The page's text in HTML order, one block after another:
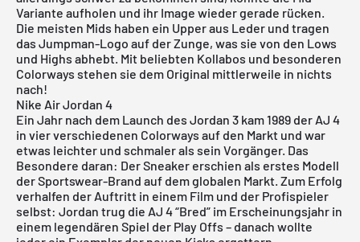
Variante aufholen und ihr Image wieder gerade rücken.
Die meisten Mids haben ein Upper aus Leder und tragen
das Jumpman-Logo auf der Zunge, was sie von den Lows
und Highs abhebt. Mit beliebten Kollabos und besonderen
Colorways stehen sie dem Original mittlerweile in nichts
nach!
Nike Air Jordan 4
Ein Jahr nach dem Launch des Jordan 3 kam 1989 der AJ 4
in vier verschiedenen Colorways auf den Markt und war
etwas leichter und schmaler als sein Vorgänger. Das
Besondere daran: Der Sneaker erschien als erstes Modell
der Sportswear-Brand auf dem globalen Markt. Zum Erfolg
verhalfen der Auftritt in einem Film und der Profispieler
selbst: Jordan trug die AJ 4 “Bred” im Erscheinungsjahr in
einem legendären Spiel der Play Offs – danach wollte